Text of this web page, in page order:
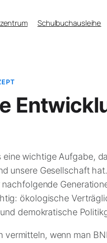
Schulbuchausleihe
wichtige Aufgabe,
unsere Gesellschaft
ökologische
demokratische
vermitteln, wenn man